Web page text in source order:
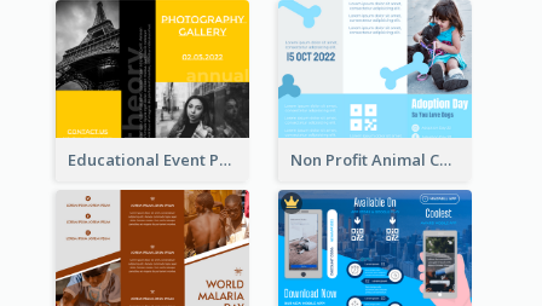
Educational Event Program Bi Fold Brochure Non Profit Animal Community Tri Fold Brochure